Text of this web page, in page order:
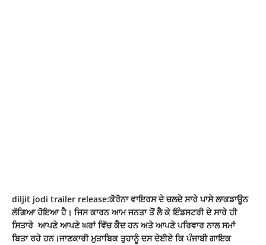
diljit jodi trailer release:ਕੋਰੋਨਾ ਵਾਇਰਸ ਦੇ ਚਲਦੇ ਸਾਰੇ ਪਾਸੇ ਲਾਕਡਾਊਨ
ਲੱਗਿਆ ਹੋਇਆ ਹੈ। ਜਿਸ ਕਾਰਨ ਆਮ ਜਨਤਾ ਤੋਂ ਲੈ ਕੇ ਇੰਡਸਟਰੀ ਦੇ ਸਾਰੇ ਹੀ
ਸਿਤਾਰੇ ਆਪਣੇ ਆਪਣੇ ਘਰਾਂ ਵਿੱਚ ਕੈਦ ਹਨ ਅਤੇ ਆਪਣੇ ਪਰਿਵਾਰ ਨਾਲ ਸਮਾਂ
ਬਿਤਾ ਰਹੇ ਹਨ।ਜਾਣਕਾਰੀ ਮੁਤਾਬਿਕ ਤੁਹਾਨੂੰ ਦਸ ਦੇਈਏ ਕਿ ਪੰਜਾਬੀ ਗਾਇਕ